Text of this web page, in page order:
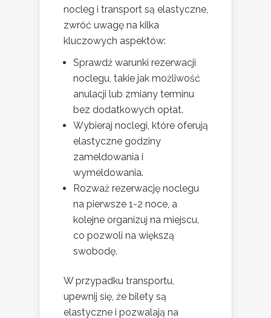
nocleg i transport są elastyczne,
zwróć uwagę na kilka
kluczowych aspektów:
Sprawdź warunki rezerwacji
noclegu, takie jak możliwość
anulacji lub zmiany terminu
bez dodatkowych opłat.
Wybieraj noclegi, które oferują
elastyczne godziny
zameldowania i
wymeldowania.
Rozważ rezerwację noclegu
na pierwsze 1-2 noce, a
kolejne organizuj na miejscu,
co pozwoli na większą
swobodę.
W przypadku transportu,
upewnij się, że bilety są
elastyczne i pozwalają na